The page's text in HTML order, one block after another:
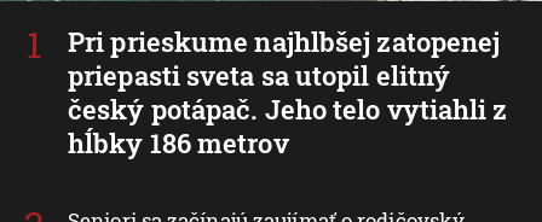
Pri prieskume najhlbšej zatopenej
priepasti sveta sa utopil elitný
český potápač. Jeho telo vytiahli z
hĺbky 186 metrov